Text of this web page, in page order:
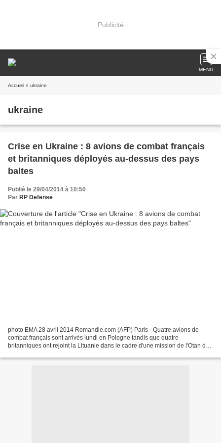
Publicité
MENU
Accueil » ukraine
ukraine
Crise en Ukraine : 8 avions de combat français
et britanniques déployés au-dessus des pays
baltes
Publié le 29/04/2014 à 10:50
Par RP Defense
photo EMA 28 avril 2014 Romandie.com (AFP) Paris - Quatre avions de
combat français sont arrivés lundi en Pologne tandis que quatre
britanniques ont rejoint la Lituanie dans le cadre d'une mission de l'Otan de